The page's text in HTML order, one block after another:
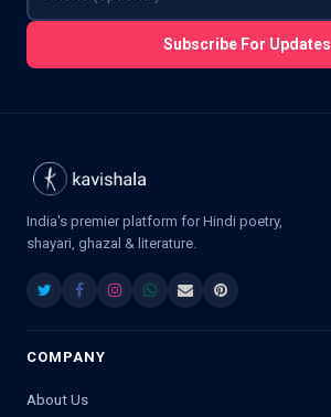
Subscribe For Updates
India's premier platform for Hindi poetry,
shayari, ghazal & literature.
COMPANY
About Us